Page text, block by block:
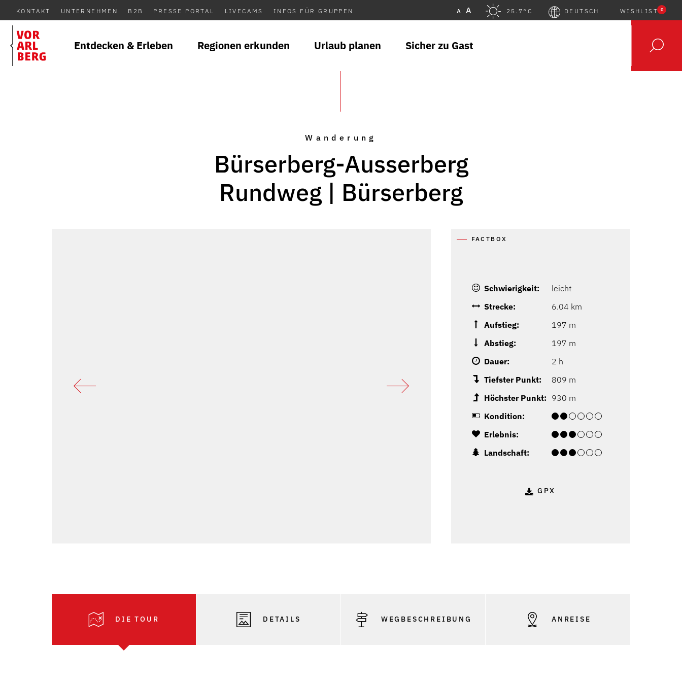
KONTAKT UNTERNEHMEN B2B PRESSE PORTAL LIVECAMS INFOS FÜR GRUPPEN A A 25.7°C DEUTSCH WISHLIST 0
Entdecken & Erleben Regionen erkunden Urlaub planen Sicher zu Gast
Wanderung
Bürserberg-Ausserberg
Rundweg | Bürserberg
FACTBOX
Schwierigkeit:
leicht
Strecke:
6.04 km
Aufstieg:
197 m
Abstieg:
197 m
Dauer:
2 h
Tiefster Punkt:
809 m
Höchster Punkt: 930 m
Kondition:
Erlebnis:
Landschaft:
GPX
DIE TOUR DETAILS WEGBESCHREIBUNG ANREISE